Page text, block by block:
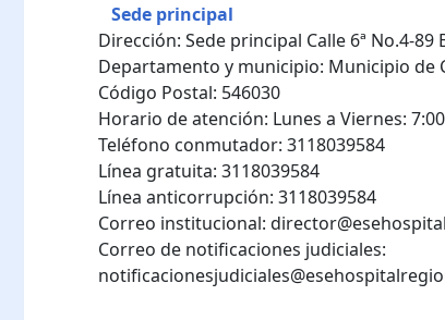
Sede principal
Dirección: Sede principal Calle 6ª No.4-89
Departamento y municipio: Municipio de
Código Postal: 546030
Horario de atención: Lunes a Viernes:
Teléfono conmutador: 3118039584
Línea gratuita: 3118039584
Línea anticorrupción: 3118039584
Correo institucional:
Correo de notificaciones judiciales: